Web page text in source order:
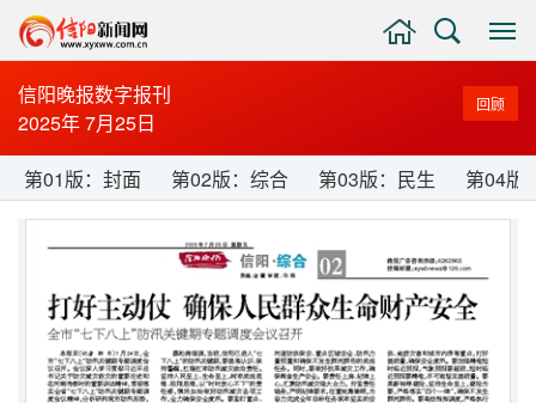
显
示
与
隐
侧
边
栏
搜
索
主
页
信阳晚报数字报刊
2025年 7月25日
回顾
第01版：封面 第02版：综合 第03版：民生 第04版